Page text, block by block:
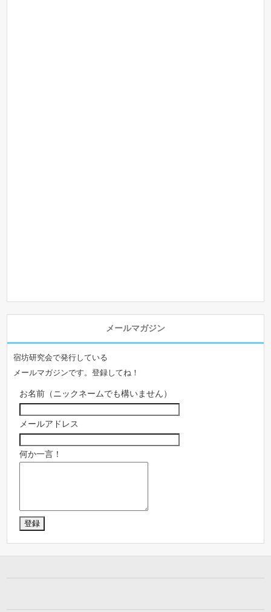
メールマガジン
宿坊研究会で発行している
メールマガジンです。登録してね！
お名前（ニックネームでも構いません）
メールアドレス
何か一言！